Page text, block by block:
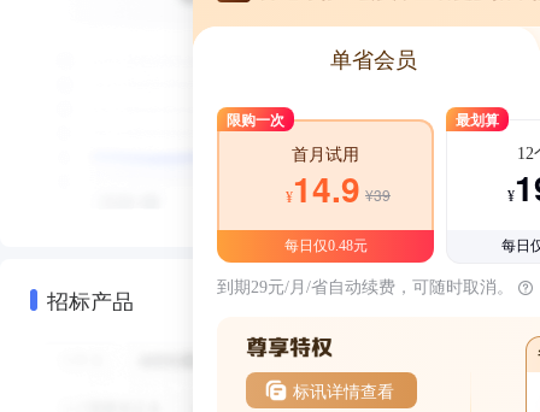
招标产品
单省会员
限购一次
首月试用
¥14.9 ¥39
每日仅0.48元
最划算
12
¥
每日
到期29元/月/省自动续费，可随时取消。
标讯详情查看